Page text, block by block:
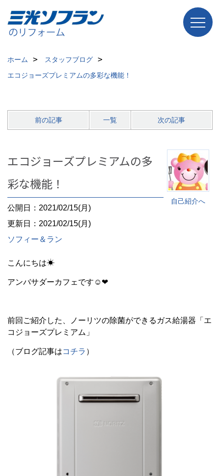
ホーム
スタッフブログ
エコジョーズプレミアムの多彩な機能！
前の記事 一覧 次の記事
自己紹介へ
エコジョーズプレミアムの多
彩な機能！
公開日：2021/02/15(月)
更新日：2021/02/15(月)
ソフィー＆ラン
こんにちは☀
アンバサダーカフェです☺❤
前回ご紹介した、ノーリツの除菌ができるガス給湯器「エ
コジョーズプレミアム」
（ブログ記事はコチラ ）